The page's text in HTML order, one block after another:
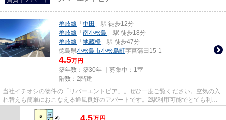
牟岐線 「 中田 」駅 徒歩12分
牟岐線 「 南小松島 」駅 徒歩18分
牟岐線 「 地蔵橋 」駅 徒歩47分
徳島県小松島市小松島町字菖蒲田15-1
4.5万円
築年数：築30年 ｜募集中： 1室
階数：2階建
当社イチオシの物件の「リバーエントピア」。ぜひ一度ご覧ください。空気の入
れ替えも簡単におこなえる通風良好のアパートです。2駅利用可能でとても利便
性の高いアパートです。こちら...
4.5